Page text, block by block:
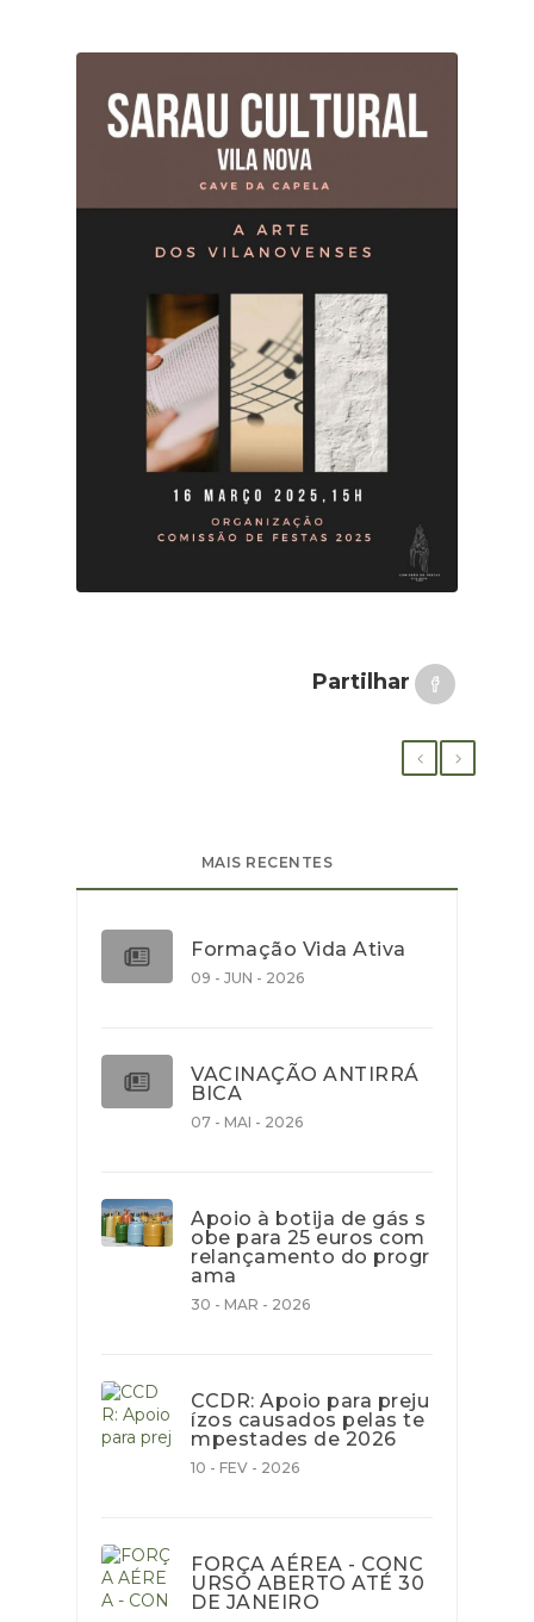
Partilhar
MAIS RECENTES
Formação Vida Ativa
09 - JUN - 2026
VACINAÇÃO ANTIRRÁ
BICA
07 - MAI - 2026
Apoio à botija de gás s
obe para 25 euros com
relançamento do progr
ama
30 - MAR - 2026
CCDR: Apoio para preju
ízos causados pelas te
mpestades de 2026
10 - FEV - 2026
FORÇA AÉREA - CONC
URSO ABERTO ATÉ 30
DE JANEIRO